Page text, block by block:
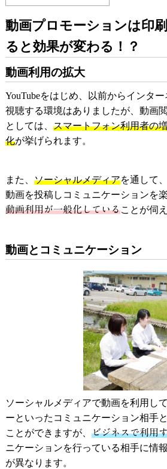
動画プロモーションは印
ると効果が変わる！？
動画利用の拡大
YouTubeをはじめ、以前からインタ
視聴する環境はありましたが、動画
としては、 スマートフォン利用者の
化が挙げられます。
また、 ソーシャルメディアを通して
動画を投稿しコミュニケーションを
動画利用が一般化していることが伺
動画とコミュニケーション
ソーシャルメディアで動画を利用し
ーといったコミュニケーション相手と
ことができますが、 ビジネスで利用
ニケーションを行っている相手に情
が異なります。